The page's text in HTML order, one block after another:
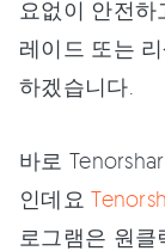
요없이 안전하
레이드 또는
하겠습니다.
바로
인데요
로그램은 원